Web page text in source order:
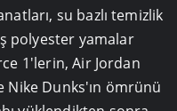
su bazlı temizlik
polyester yamalar
1'lerin, Air Jordan
Nike Dunks'ın ömrünü